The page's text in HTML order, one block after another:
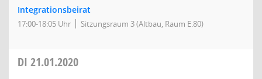
Integrationsbeirat
17:00-18:05 Uhr Sitzungsraum 3 (Altbau, Raum E.80)
DI 21.01.2020